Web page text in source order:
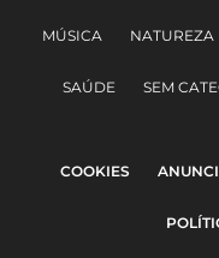
MÚSICA NATUREZA
SAÚDE SEM
COOKIES